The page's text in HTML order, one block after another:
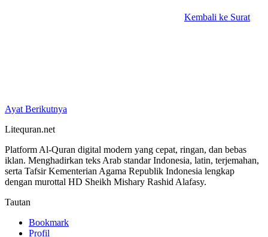
Kembali ke Surat
Ayat Berikutnya
Litequran.net
Platform Al-Quran digital modern yang cepat, ringan, dan bebas
iklan. Menghadirkan teks Arab standar Indonesia, latin, terjemahan,
serta Tafsir Kementerian Agama Republik Indonesia lengkap
dengan murottal HD Sheikh Mishary Rashid Alafasy.
Tautan
Bookmark
Profil